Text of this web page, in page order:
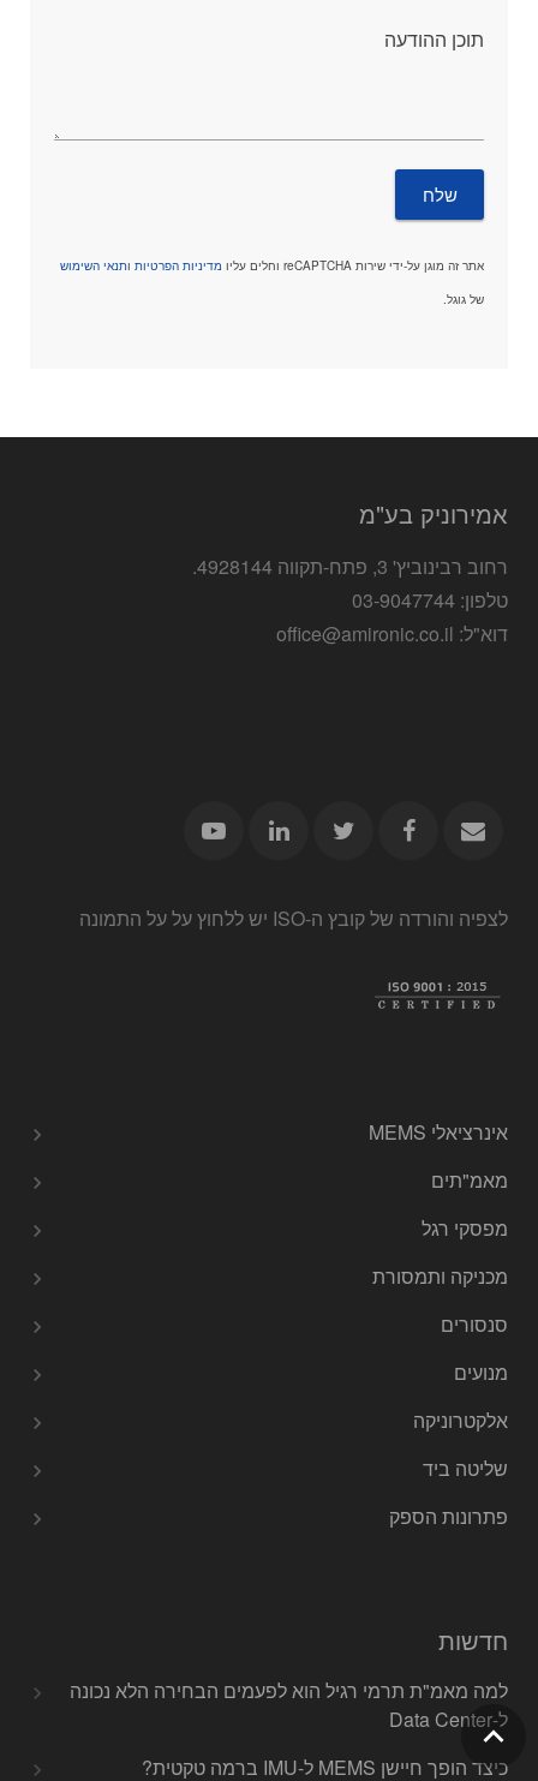
תוכן ההודעה
אתר זה מוגן על-ידי שירות reCAPTCHA וחלים עליו מדיניות הפרטיות ותנאי השימוש
של גוגל.
אמירוניק בע"מ
רחוב רבינוביץ' 3, פתח-תקווה 4928144.
טלפון: 03-9047744
דוא"ל: office@amironic.co.il
לצפיה והורדה של קובץ ה-ISO יש ללחוץ על על התמונה
אינרציאלי MEMS
מאמ"תים
מפסקי רגל
מכניקה ותמסורת
סנסורים
מנועים
אלקטרוניקה
שליטה ביד
פתרונות הספק
חדשות
למה מאמ"ת תרמי רגיל הוא לפעמים הבחירה הלא נכונה
ל-Data Center
כיצד הופך חיישן MEMS ל-IMU ברמה טקטית?